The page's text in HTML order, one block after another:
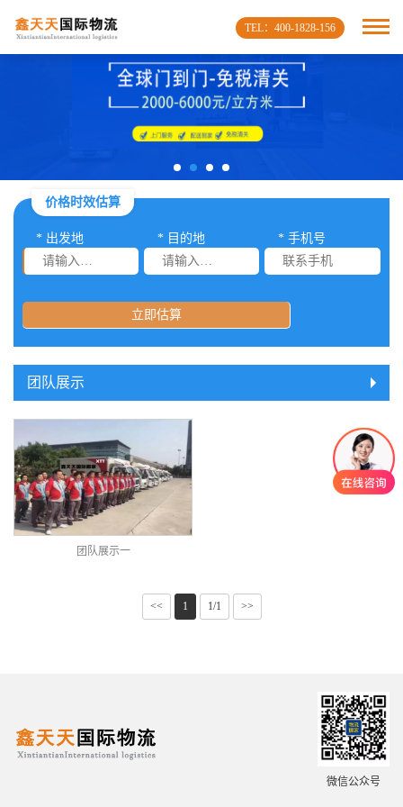
TEL：400-1828-156
价格时效估算
* 出发地 * 目的地 * 手机号
立即估算
团队展示
团队展示一
<< 1 1/1 >>
微信公众号